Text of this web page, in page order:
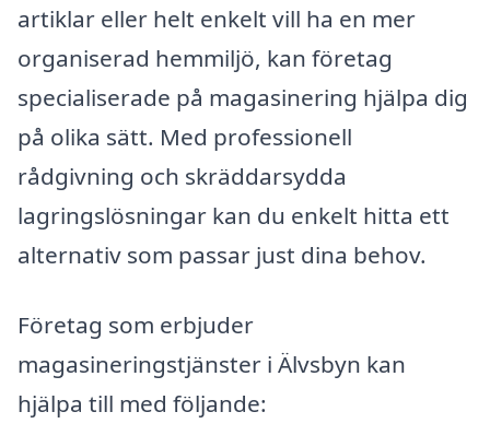
artiklar eller helt enkelt vill ha en mer
organiserad hemmiljö, kan företag
specialiserade på magasinering hjälpa dig
på olika sätt. Med professionell
rådgivning och skräddarsydda
lagringslösningar kan du enkelt hitta ett
alternativ som passar just dina behov.
Företag som erbjuder
magasineringstjänster i Älvsbyn kan
hjälpa till med följande: